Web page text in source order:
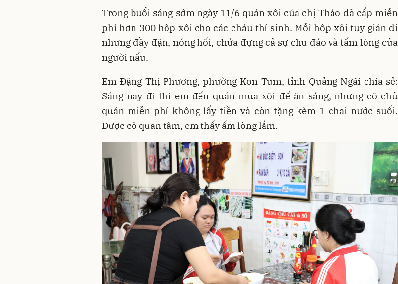
Trong buổi sáng sớm ngày 11/6 quán xôi của chị Thảo đã cấp miễn
phí hơn 300 hộp xôi cho các cháu thí sinh. Mỗi hộp xôi tuy giản dị
nhưng đầy đặn, nóng hổi, chứa đựng cả sự chu đáo và tấm lòng của
người nấu.
Em Đặng Thị Phương, phường Kon Tum, tỉnh Quảng Ngãi chia sẻ:
Sáng nay đi thi em đến quán mua xôi để ăn sáng, nhưng cô chủ
quán miễn phí không lấy tiền và còn tặng kèm 1 chai nước suối.
Được cô quan tâm, em thấy ấm lòng lắm.